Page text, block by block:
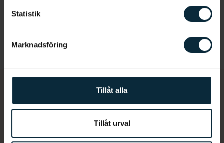
Statistik
Marknadsföring
Tillåt alla
Tillåt urval
Hur kan vi hjälpa dig?
De må vara en klyscha, men hos oss finns inga